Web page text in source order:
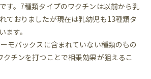
す。7種類タイプのワクチンは以前から乳
ておりましたが現在は乳幼児も13種類タ
ます。
モバックスに含まれていない種類のもの
チンを打つことで相乗効果が狙えるこ